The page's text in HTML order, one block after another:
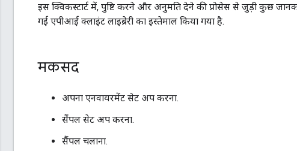
इस क्विकस्टार्ट में, पुष्टि करने और अनुमति देने की प्रोसेस से जुड़ी कुछ
गई एपीआई क्लाइंट लाइब्रेरी का इस्तेमाल किया गया है.
मकसद
अपना एनवायरमेंट सेट अप करना.
सैंपल सेट अप करना.
सैंपल चलाना.